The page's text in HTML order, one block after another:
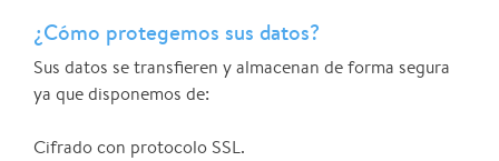
¿Cómo protegemos sus datos?
Sus datos se transfieren y almacenan de forma segura
ya que disponemos de:
Cifrado con protocolo SSL.